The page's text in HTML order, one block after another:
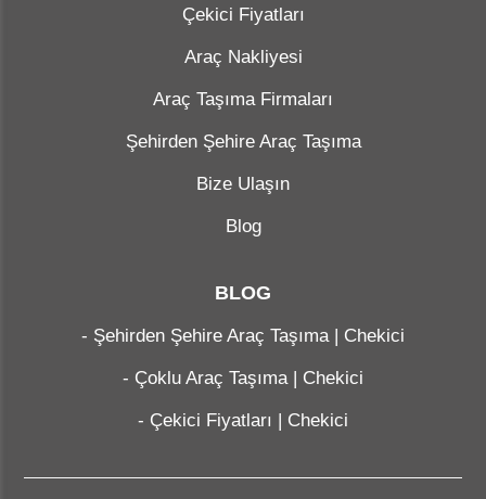
Çekici Fiyatları
Araç Nakliyesi
Araç Taşıma Firmaları
Şehirden Şehire Araç Taşıma
Bize Ulaşın
Blog
BLOG
- Şehirden Şehire Araç Taşıma | Chekici
- Çoklu Araç Taşıma | Chekici
- Çekici Fiyatları | Chekici